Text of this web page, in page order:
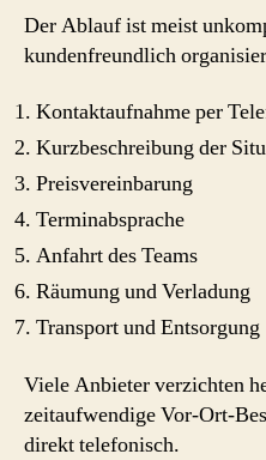
Der Ablauf ist meist
kundenfreundlich
Kontaktaufnahme per
Kurzbeschreibung der
Preisvereinbarung
Terminabsprache
Anfahrt des Teams
Räumung und Verladung
Transport und Entsorgung
Viele Anbieter verzichten
zeitaufwendige Vor-Ort-
direkt telefonisch.